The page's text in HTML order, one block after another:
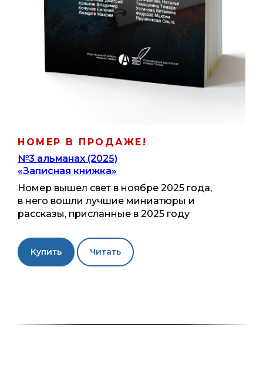
НОМЕР В ПРОДАЖЕ!
№3 альманах (2025)
«Записная книжка»
Номер вышел свет в ноябре 2025 года,
в него вошли лучшие миниатюры и
рассказы, присланные в 2025 году
Купить Читать